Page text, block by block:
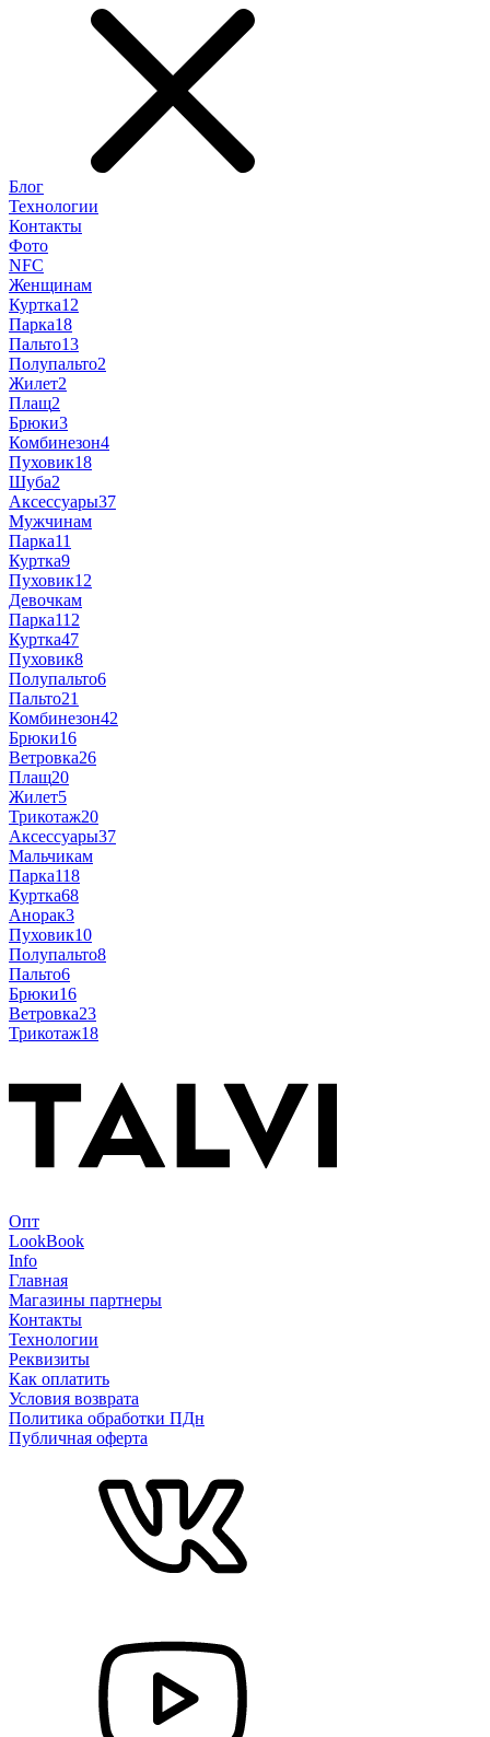
Блог
Технологии
Контакты
Фото
NFC
Женщинам
Куртка12
Парка18
Пальто13
Полупальто2
Жилет2
Плащ2
Брюки3
Комбинезон4
Пуховик18
Шуба2
Аксессуары37
Мужчинам
Парка11
Куртка9
Пуховик12
Девочкам
Парка112
Куртка47
Пуховик8
Полупальто6
Пальто21
Комбинезон42
Брюки16
Ветровка26
Плащ20
Жилет5
Трикотаж20
Аксессуары37
Мальчикам
Парка118
Куртка68
Анорак3
Пуховик10
Полупальто8
Пальто6
Брюки16
Ветровка23
Трикотаж18
Опт
LookBook
Info
Главная
Магазины партнеры
Контакты
Технологии
Реквизиты
Как оплатить
Условия возврата
Политика обработки ПДн
Публичная оферта